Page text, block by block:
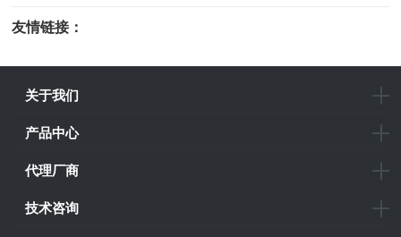
友情链接：
关于我们
产品中心
代理厂商
技术咨询